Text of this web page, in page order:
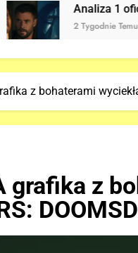
oficjalnego trailera
Temu
z bohaterami
grafika z